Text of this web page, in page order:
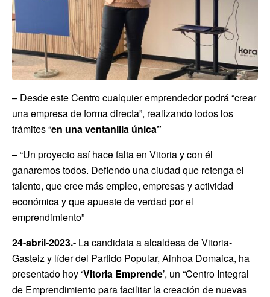
– Desde este Centro cualquier emprendedor podrá “crear
una empresa de forma directa”, realizando todos los
trámites “en una ventanilla única”
– “Un proyecto así hace falta en Vitoria y con él
ganaremos todos. Defiendo una ciudad que retenga el
talento, que cree más empleo, empresas y actividad
económica y que apueste de verdad por el
emprendimiento”
24-abril-2023.- La candidata a alcaldesa de Vitoria-
Gasteiz y líder del Partido Popular, Ainhoa Domaica, ha
presentado hoy ‘Vitoria Emprende’, un “Centro Integral
de Emprendimiento para facilitar la creación de nuevas